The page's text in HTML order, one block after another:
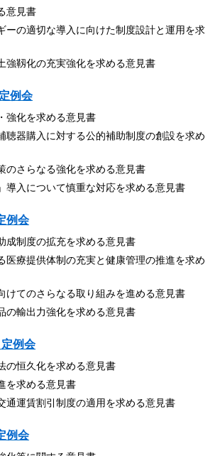
意見書
ーの適切な導入に向けた制度設計と運用を求
強靱化の充実強化を求める意見書
例会
強化を求める意見書
聴器購入に対する公的補助制度の創設を求め
のさらなる強化を求める意見書
導入について慎重な対応を求める意見書
例会
成制度の拡充を求める意見書
医療提供体制の充実と健康管理の推進を求め
けてのさらなる取り組みを進める意見書
の輸出力強化を求める意見書
例会
の恒久化を求める意見書
を求める意見書
通運賃割引制度の適用を求める意見書
例会